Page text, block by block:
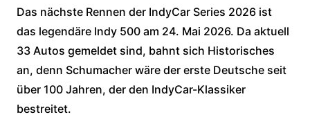
Das nächste Rennen der IndyCar Series 2026 ist
das legendäre Indy 500 am 24. Mai 2026. Da aktuell
33 Autos gemeldet sind, bahnt sich Historisches
an, denn Schumacher wäre der erste Deutsche seit
über 100 Jahren, der den IndyCar-Klassiker
bestreitet.